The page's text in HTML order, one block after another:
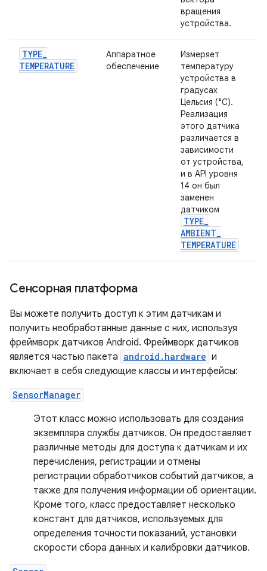
вращения
устройства.
TYPE_
TEMPERATURE
Аппаратное
обеспечение
Измеряет
температуру
устройства в
градусах
Цельсия (°C).
Реализация
этого датчика
различается в
зависимости
от устройства,
и в API уровня
14 он был
заменен
датчиком
TYPE_
AMBIENT_
TEMPERATURE
Сенсорная платформа
Вы можете получить доступ к этим датчикам и
получить необработанные данные с них, используя
фреймворк датчиков Android. Фреймворк датчиков
является частью пакета android.hardware и
включает в себя следующие классы и интерфейсы:
SensorManager
Этот класс можно использовать для создания
экземпляра службы датчиков. Он предоставляет
различные методы для доступа к датчикам и их
перечисления, регистрации и отмены
регистрации обработчиков событий датчиков, а
также для получения информации об ориентации.
Кроме того, класс предоставляет несколько
констант для датчиков, используемых для
определения точности показаний, установки
скорости сбора данных и калибровки датчиков.